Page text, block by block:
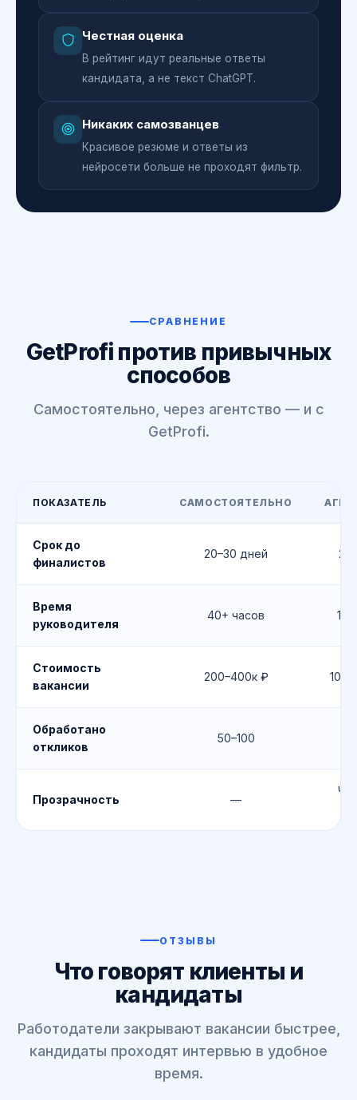
Честная оценка
В рейтинг идут реальные ответы
кандидата, а не текст ChatGPT.
Никаких самозванцев
Красивое резюме и ответы из
нейросети больше не проходят фильтр.
СРАВНЕНИЕ
GetProfi против привычных
способов
Самостоятельно, через агентство — и с
GetProfi.
ПОКАЗАТЕЛЬ САМОСТОЯТЕЛЬНО
Срок до
финалистов
20–30 дней 21
Время
руководителя
40+ часов
Стоимость
вакансии
200–400к ₽
Обработано
откликов
50–100
Прозрачность —
ОТЗЫВЫ
Что говорят клиенты и
кандидаты
Работодатели закрывают вакансии быстрее,
кандидаты проходят интервью в удобное
время.